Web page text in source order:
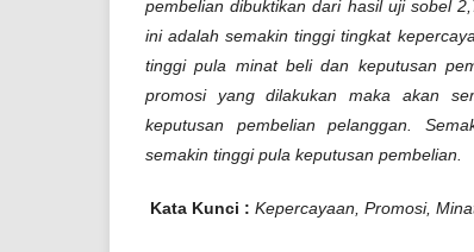
pembelian dibuktikan dari hasil uji sobel
ini adalah semakin tinggi tingkat
tinggi pula minat beli dan keputusan
promosi yang dilakukan maka akan
keputusan pembelian pelanggan.
semakin tinggi pula keputusan pembelian.
Kata Kunci : Kepercayaan, Promosi,